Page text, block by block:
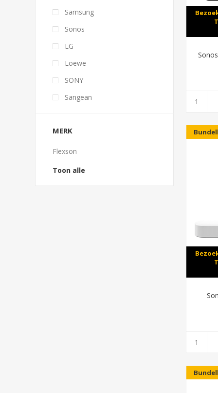
Samsung
Sonos
LG
Loewe
SONY
Sangean
MERK
Flexson
Toon alle